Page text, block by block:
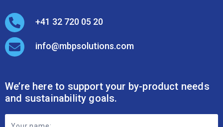
+41 32 720 05 20
info@mbpsolutions.com
We’re here to support your by-product needs
and sustainability goals.
Footer